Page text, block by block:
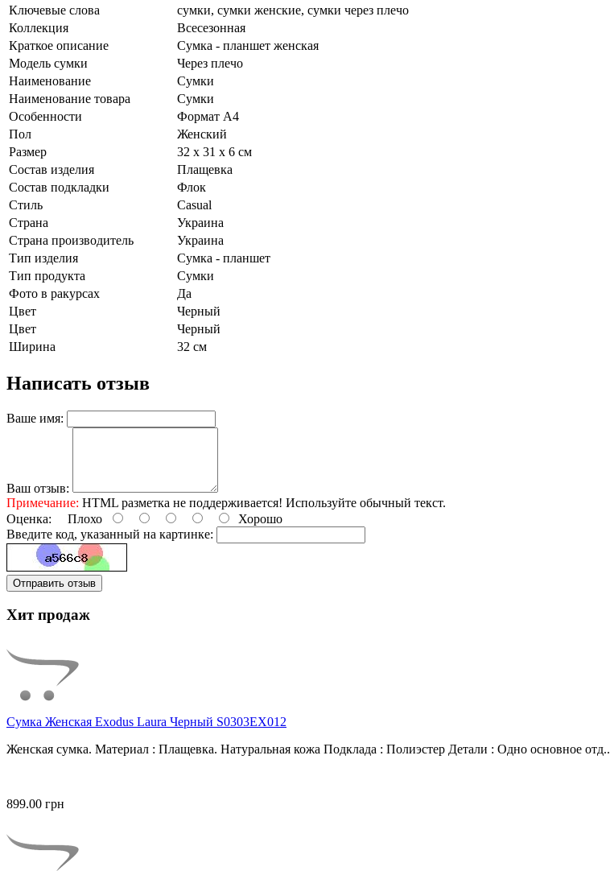
Ключевые слова
сумки, сумки женские, сумки через плечо
Коллекция
Всесезонная
Краткое описание
Сумка - планшет женская
Модель сумки
Через плечо
Наименование
Сумки
Наименование товара
Сумки
Особенности
Формат А4
Пол
Женский
Размер
32 х 31 х 6 см
Состав изделия
Плащевка
Состав подкладки
Флок
Стиль
Casual
Страна
Украина
Страна производитель
Украина
Тип изделия
Сумка - планшет
Тип продукта
Сумки
Фото в ракурсах
Да
Цвет
Черный
Цвет
Черный
Ширина
32 см
Написать отзыв
Ваше имя:
Ваш отзыв:
Примечание: HTML разметка не поддерживается! Используйте обычный текст.
Оценка: Плохо
Хорошо
Введите код, указанный на картинке:
Отправить отзыв
Хит продаж
Сумка Женская Exodus Laura Черный S0303EX012
Женская сумка. Материал : Плащевка. Натуральная кожа Подклада : Полиэстер Детали : Одно основное отд..
899.00 грн